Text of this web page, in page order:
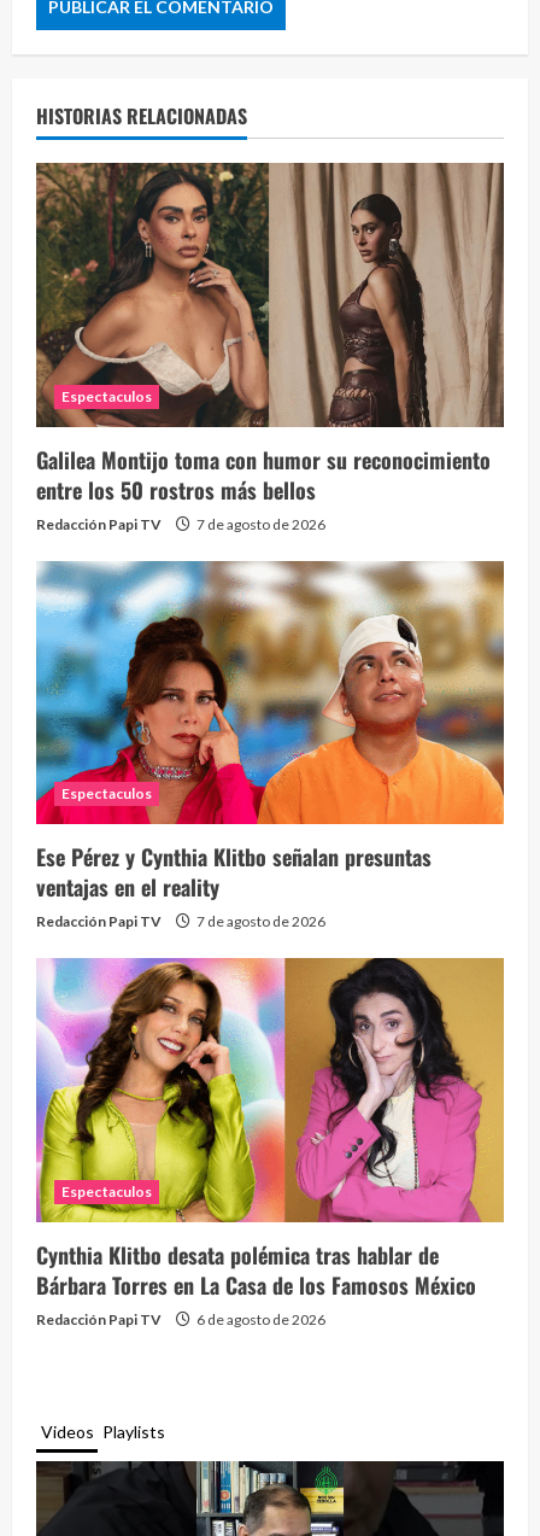
HISTORIAS RELACIONADAS
Espectaculos
Galilea Montijo toma con humor su reconocimiento
entre los 50 rostros más bellos
Redacción Papi TV 7 de agosto de 2026
Espectaculos
Ese Pérez y Cynthia Klitbo señalan presuntas
ventajas en el reality
Redacción Papi TV 7 de agosto de 2026
Espectaculos
Cynthia Klitbo desata polémica tras hablar de
Bárbara Torres en La Casa de los Famosos México
Redacción Papi TV 6 de agosto de 2026
Videos Playlists